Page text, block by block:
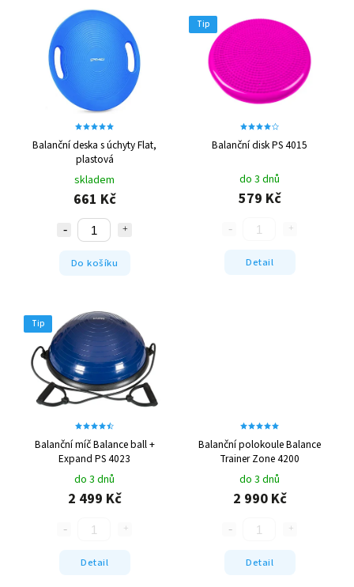
Nejprodávanější
Abecedně
Balanční deska s úchyty Flat,
plastová
skladem
661 Kč
Do košíku
Tip
Balanční disk PS 4015
do 3 dnů
579 Kč
Detail
Tip
Balanční míč Balance ball +
Expand PS 4023
do 3 dnů
2 499 Kč
Detail
Balanční polokoule Balance
Trainer Zone 4200
do 3 dnů
2 990 Kč
Detail